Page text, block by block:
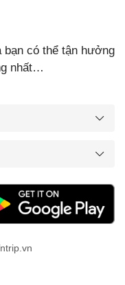
bạn có thể tận hưởng
nhất…